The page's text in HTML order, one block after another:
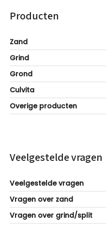
Producten
Zand
Grind
Grond
Culvita
Overige producten
Veelgestelde vragen
Veelgestelde vragen
Vragen over zand
Vragen over grind/split